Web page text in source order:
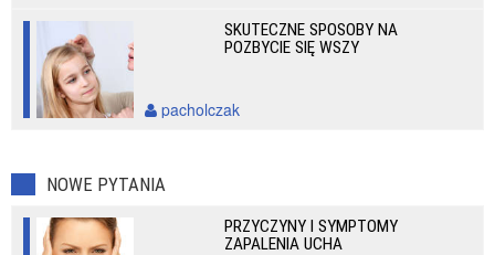
SKUTECZNE SPOSOBY NA
POZBYCIE SIĘ WSZY
pacholczak
NOWE PYTANIA
PRZYCZYNY I SYMPTOMY
ZAPALENIA UCHA